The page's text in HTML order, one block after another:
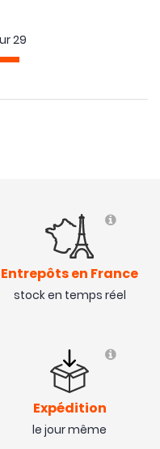
29
Entrepôts en France
stock en temps réel
Expédition
le jour même